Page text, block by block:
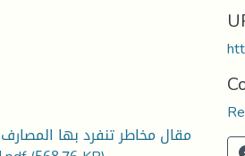
مقال مخاطر تنفرد بها المصارف